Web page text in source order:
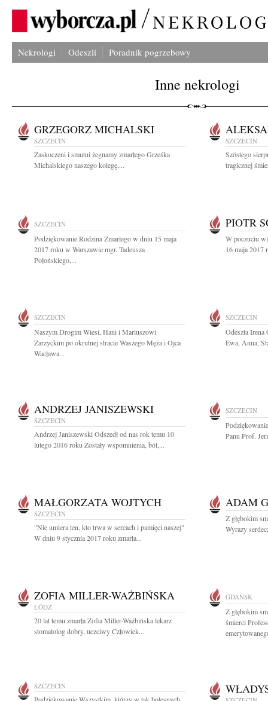
Nekrologi Odeszli Poradnik pogrzebowy
Inne nekrologi
GRZEGORZ MICHALSKI
SZCZECIN
Zaskoczeni i smutni żegnamy zmarłego Grześka
Michalskiego naszego kolegę,...
SZCZECIN
Szóstego
tragicznej
SZCZECIN
Podziękowanie Rodzina Zmarłego w dniu 15 maja
2017 roku w Warszawie mgr. Tadeusza
Połońskiego,...
PIOTR
W poczuciu
16 maja 2017
SZCZECIN
Naszym Drogim Wiesi, Hani i Mariuszowi
Zarzyckim po okrutnej stracie Waszego Męża i Ojca
Wacława...
SZCZECIN
Odeszła
Ewa, Anna,
ANDRZEJ JANISZEWSKI
SZCZECIN
Andrzej Janiszewski Odszedł od nas rok temu 10
lutego 2016 roku Zostały wspomnienia, ból,...
SZCZECIN
Panu Prof.
MAŁGORZATA WOJTYCH
SZCZECIN
"Nie umiera ten, kto trwa w sercach i pamięci naszej"
W dniu 9 stycznia 2017 roku zmarła...
ADAM
Z głębokim
Wyrazy
ZOFIA MILLER-WAŻBIŃSKA
ŁÓDŹ
20 lat temu zmarła Zofia Miller-Ważbińska lekarz
stomatolog dobry, uczciwy Człowiek...
GDAŃSK
Z głębokim
śmierci
SZCZECIN